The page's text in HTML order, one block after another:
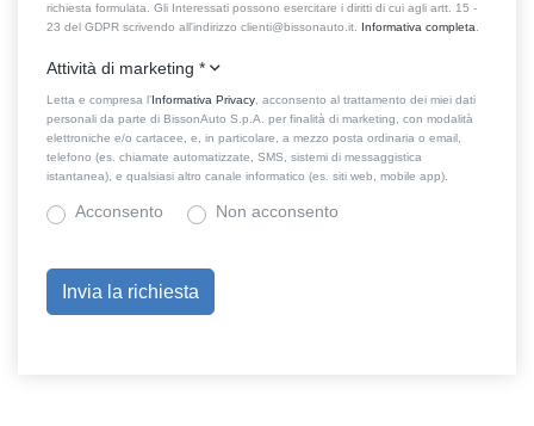
richiesta formulata. Gli Interessati possono esercitare i diritti di cui agli artt. 15 -
23 del GDPR scrivendo all'indirizzo clienti@bissonauto.it. Informativa completa
Attività di marketing *
Letta e compresa l’Informativa Privacy , acconsento al trattamento dei miei dati
personali da parte di BissonAuto S.p.A. per finalità di marketing, con modalità
elettroniche e/o cartacee, e, in particolare, a mezzo posta ordinaria o email,
telefono (es. chiamate automatizzate, SMS, sistemi di messaggistica
istantanea), e qualsiasi altro canale informatico (es. siti web, mobile app).
Acconsento Non acconsento